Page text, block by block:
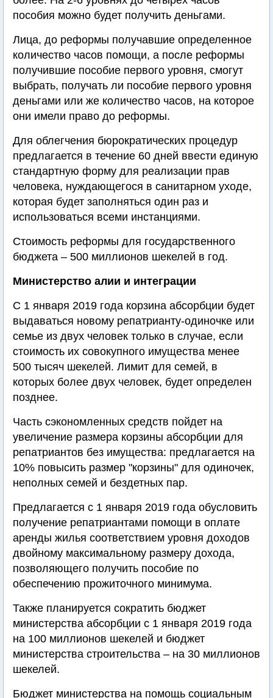
пособия можно будет получить деньгами.
Лица, до реформы получавшие определенное
количество часов помощи, а после реформы
получившие пособие первого уровня, смогут
выбрать, получать ли пособие первого уровня
деньгами или же количество часов, на которое
они имели право до реформы.
Для облегчения бюрократических процедур
предлагается в течение 60 дней ввести единую
стандартную форму для реализации прав
человека, нуждающегося в санитарном уходе,
которая будет заполняться один раз и
использоваться всеми инстанциями.
Стоимость реформы для государственного
бюджета – 500 миллионов шекелей в год.
Министерство алии и интеграции
С 1 января 2019 года корзина абсорбции будет
выдаваться новому репатрианту-одиночке или
семье из двух человек только в случае, если
стоимость их совокупного имущества менее
500 тысяч шекелей. Лимит для семей, в
которых более двух человек, будет определен
позднее.
Часть сэкономленных средств пойдет на
увеличение размера корзины абсорбции для
репатриантов без имущества: предлагается на
10% повысить размер "корзины" для одиночек,
неполных семей и бездетных пар.
Предлагается с 1 января 2019 года обусловить
получение репатриантами помощи в оплате
аренды жилья соответствием уровня доходов
двойному максимальному размеру дохода,
позволяющего получить пособие по
обеспечению прожиточного минимума.
Также планируется сократить бюджет
министерства абсорбции с 1 января 2019 года
на 100 миллионов шекелей и бюджет
министерства строительства – на 30 миллионов
шекелей.
Бюджет министерства на помощь социальным